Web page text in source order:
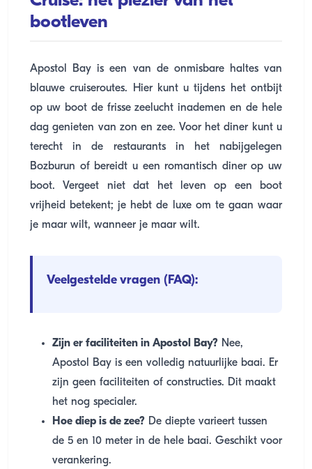
bootleven
Apostol Bay is een van de onmisbare haltes van
blauwe cruiseroutes. Hier kunt u tijdens het ontbijt
op uw boot de frisse zeelucht inademen en de hele
dag genieten van zon en zee. Voor het diner kunt u
terecht in de restaurants in het nabijgelegen
Bozburun of bereidt u een romantisch diner op uw
boot. Vergeet niet dat het leven op een boot
vrijheid betekent; je hebt de luxe om te gaan waar
je maar wilt, wanneer je maar wilt.
Veelgestelde vragen (FAQ):
Zijn er faciliteiten in Apostol Bay? Nee,
Apostol Bay is een volledig natuurlijke baai. Er
zijn geen faciliteiten of constructies. Dit maakt
het nog specialer.
Hoe diep is de zee? De diepte varieert tussen
de 5 en 10 meter in de hele baai. Geschikt voor
verankering.